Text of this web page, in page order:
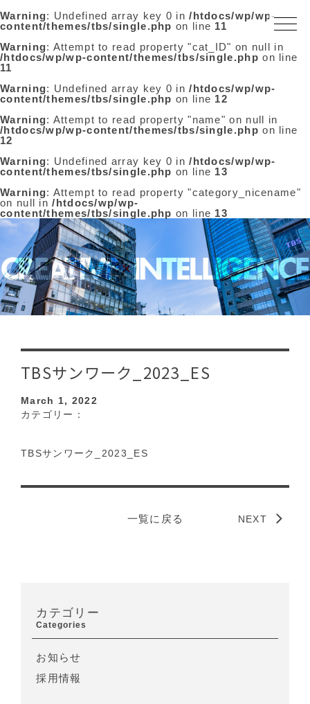
Warning: Undefined array key 0 in/htdocs/wp/wp-
content/themes/tbs/single.php on line 11
Warning: Attempt to read property "cat_ID" on null in
/htdocs/wp/wp-content/themes/tbs/single.php on line
11
Warning: Undefined array key 0 in/htdocs/wp/wp-
content/themes/tbs/single.php on line 12
Warning: Attempt to read property "name" on null in
/htdocs/wp/wp-content/themes/tbs/single.php on line
12
Warning: Undefined array key 0 in/htdocs/wp/wp-
content/themes/tbs/single.php on line 13
Warning: Attempt to read property "category_nicename"
on null in/htdocs/wp/wp-
content/themes/tbs/single.php on line 13
TBSサンワーク_2023_ES
March 1, 2022
カテゴリー：
TBSサンワーク_2023_ES
一覧に戻る NEXT
カテゴリー
Categories
お知らせ
採用情報